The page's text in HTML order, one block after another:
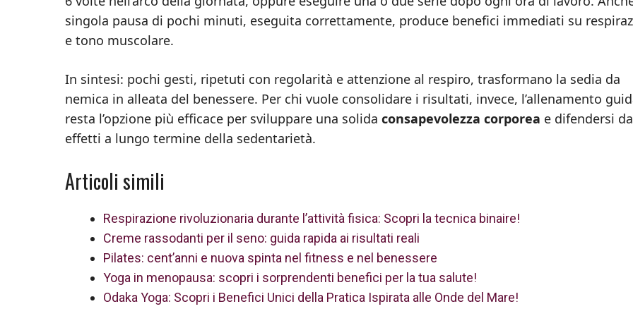
singola pausa di pochi minuti, eseguita correttamente, produce benefici immediati su
e tono muscolare.
In sintesi: pochi gesti, ripetuti con regolarità e attenzione al respiro, trasformano la sedia da
nemica in alleata del benessere. Per chi vuole consolidare i risultati, invece, l’allenamento
resta l’opzione più efficace per sviluppare una solida consapevolezza corporea e difendersi
effetti a lungo termine della sedentarietà.
Articoli simili
Respirazione rivoluzionaria durante l’attività fisica: Scopri la tecnica binaire!
Creme rassodanti per il seno: guida rapida ai risultati reali
Pilates: cent’anni e nuova spinta nel fitness e nel benessere
Yoga in menopausa: scopri i sorprendenti benefici per la tua salute!
Odaka Yoga: Scopri i Benefici Unici della Pratica Ispirata alle Onde del Mare!